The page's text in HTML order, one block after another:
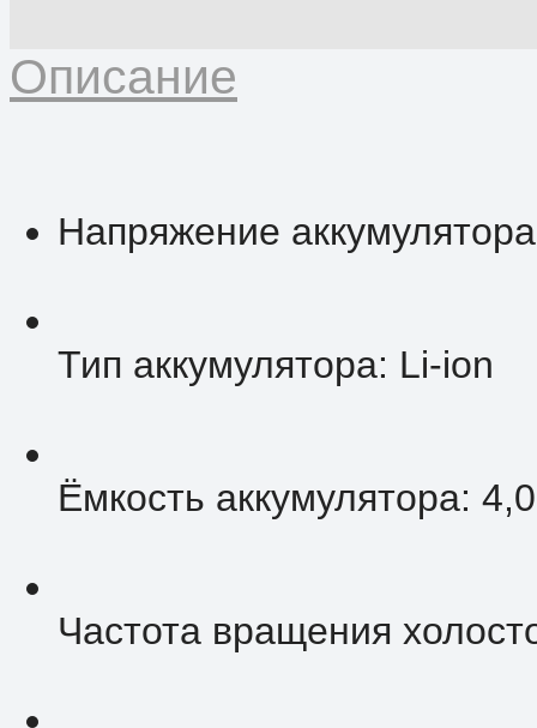
Описание
Напряжение
Тип аккумулятора: Li-ion
Ёмкость аккумулятора:
Частота вращения